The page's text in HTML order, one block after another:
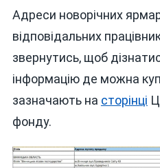
Адреси новорічних
відповідальних
звернутись, щоб
інформацію де можна
зазначають на сторінці
фонду.